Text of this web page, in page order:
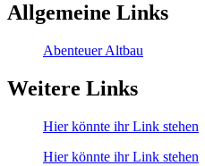
Allgemeine Links
Abenteuer Altbau
Weitere Links
Hier könnte ihr Link stehen
Hier könnte ihr Link stehen